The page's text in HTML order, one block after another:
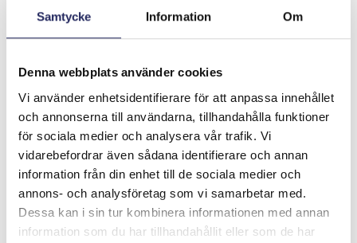
Samtycke Information Om
Denna webbplats använder cookies
Vi använder enhetsidentifierare för att anpassa innehållet
och annonserna till användarna, tillhandahålla funktioner
för sociala medier och analysera vår trafik. Vi
vidarebefordrar även sådana identifierare och annan
information från din enhet till de sociala medier och
annons- och analysföretag som vi samarbetar med.
Dessa kan i sin tur kombinera informationen med annan
information som du har tillhandahållit eller som de har
Tiimin lahjoitukset yhteensä:
Tiimille tehdyt
lahjoitukset
Lahjoita ja liity tähän tiimiin